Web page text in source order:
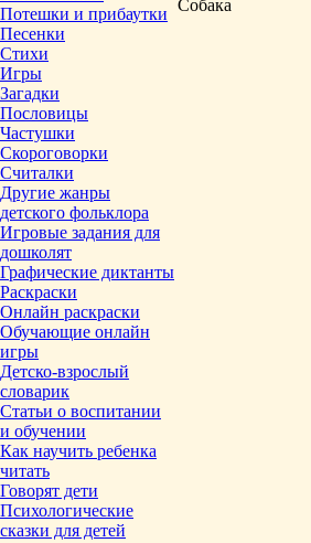
Потешки и прибаутки
Песенки
Стихи
Игры
Загадки
Пословицы
Частушки
Скороговорки
Считалки
Другие жанры
детского фольклора
Игровые задания для
дошколят
Графические диктанты
Раскраски
Онлайн раскраски
Обучающие онлайн
игры
Детско-взрослый
словарик
Статьи о воспитании
и обучении
Как научить ребенка
читать
Говорят дети
Психологические
сказки для детей
Собака